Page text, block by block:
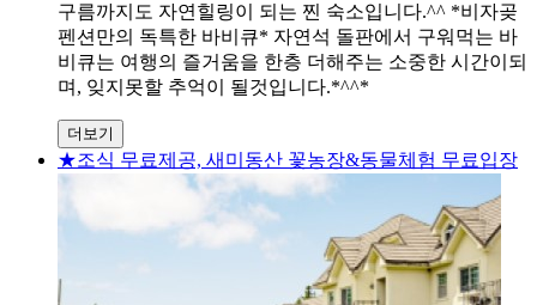
구름까지도 자연힐링이 되는 찐 숙소입니다.^^ *비자곶
펜션만의 독특한 바비큐* 자연석 돌판에서 구워먹는 바
비큐는 여행의 즐거움을 한층 더해주는 소중한 시간이되
며, 잊지못할 추억이 될것입니다.*^^*
더보기
★조식 무료제공, 새미동산 꽃농장&동물체험 무료입장